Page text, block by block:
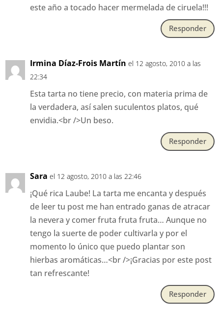
este año a tocado hacer mermelada de ciruela!!!
Responder
Irmina Díaz-Frois Martín el 12 agosto, 2010 a las
22:34
Esta tarta no tiene precio, con materia prima de
la verdadera, así salen suculentos platos, qué
envidia.<br />Un beso.
Responder
Sara el 12 agosto, 2010 a las 22:46
¡Qué rica Laube! La tarta me encanta y después
de leer tu post me han entrado ganas de atracar
la nevera y comer fruta fruta fruta… Aunque no
tengo la suerte de poder cultivarla y por el
momento lo único que puedo plantar son
hierbas aromáticas…<br />¡Gracias por este post
tan refrescante!
Responder